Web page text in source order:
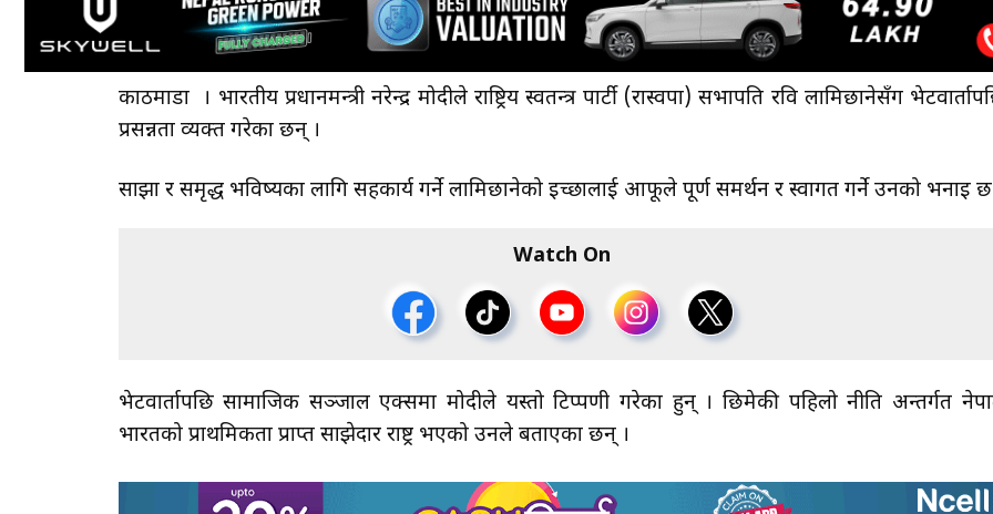
काठमाडौँ । भारतीय प्रधानमन्त्री नरेन्द्र मोदीले राष्ट्रिय स्वतन्त्र पार्टी (रास्वपा) सभापति रवि लामिछानेसँग
प्रसन्नता व्यक्त गरेका छन् ।
साझा र समृद्ध भविष्यका लागि सहकार्य गर्ने लामिछानेको इच्छालाई आफूले पूर्ण समर्थन र स्वागत गर्ने उनको भनाइ छ
Watch On
भेटवार्तापछि सामाजिक सञ्जाल एक्समा मोदीले यस्तो टिप्पणी गरेका हुन् । छिमेकी पहिलो नीति अन्तर्गत
भारतको प्राथमिकता प्राप्त साझेदार राष्ट्र भएको उनले बताएका छन् ।